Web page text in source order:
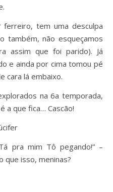
tem uma desculpa
também, não esqueçamos
assim que foi parido). Já
e ainda por cima tomou pé
cara lá embaixo.
na 6a temporada,
a que fica… Cascão!
pra mim Tô pegando!” –
que isso, meninas?